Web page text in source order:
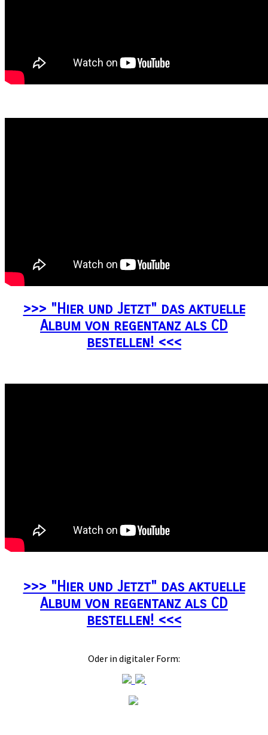
>>> "Hier und Jetzt" das aktuelle
Album von regentanz als CD
bestellen! <<<
>>> "Hier und Jetzt" das aktuelle
Album von regentanz als CD
bestellen! <<<
Oder in digitaler Form: